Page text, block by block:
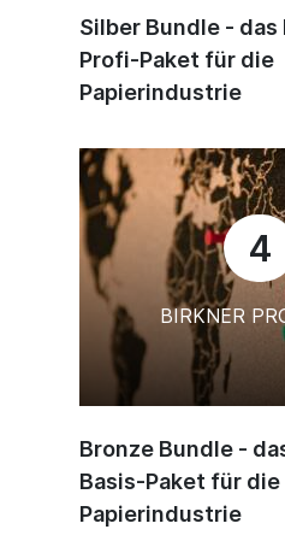
Silber Bundle -
Profi-Paket für die
Papierindustrie
4
BIRKNER
Bronze Bundle -
Basis-Paket für die
Papierindustrie